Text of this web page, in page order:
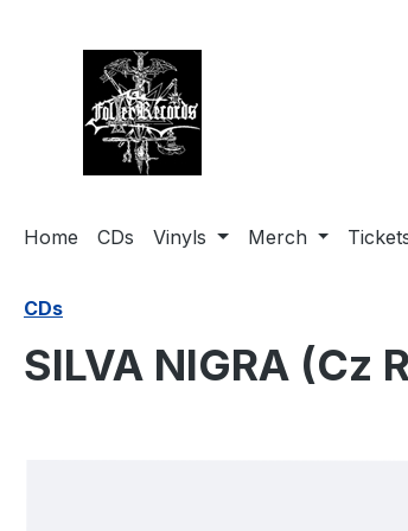
Home CDs Vinyls Merch
CDs
SILVA NIGRA (Cz